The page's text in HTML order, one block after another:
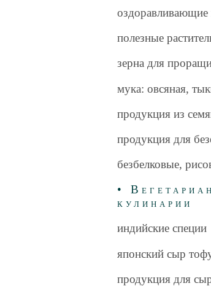
оздоравливающие
полезные
зерна для
мука: овсяная,
продукция из
продукция для
безбелковые,
•
кулинарии
индийские специи
японский сыр
продукция для